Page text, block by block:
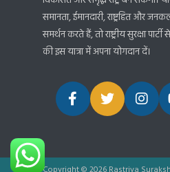
समानता, ईमानदारी, राष्ट्रहित और
समर्थन करते हैं, तो राष्ट्रीय सुरक्षा पार्टी
की इस यात्रा में अपना योगदान दें।